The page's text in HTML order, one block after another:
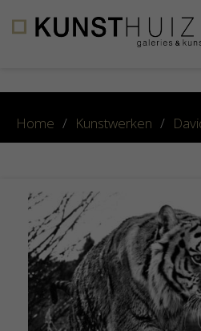
Home / Kunstwerken /